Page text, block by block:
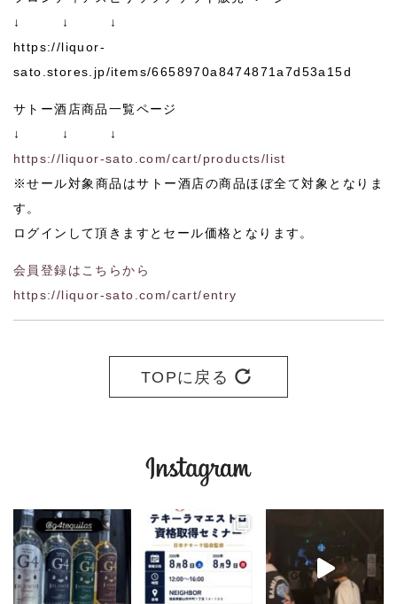
↓ ↓ ↓
https://liquor-
sato.stores.jp/items/6658970a8474871a7d53a15d
サトー酒店商品一覧ページ
↓ ↓ ↓
https://liquor-sato.com/cart/products/list
※せール対象商品はサトー酒店の商品ほぼ全て対象となりま
す。
ログインして頂きますとセール価格となります。
会員登録はこちらから
https://liquor-sato.com/cart/entry
TOPに戻る